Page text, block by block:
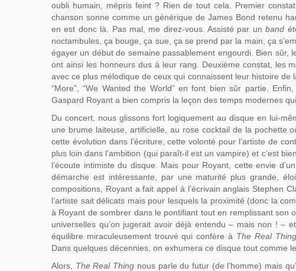
oubli humain, mépris feint ? Rien de tout cela. Premier
chanson sonne comme un générique de James Bond retenu
en est donc là. Pas mal, me direz-vous. Assisté par unband
noctambules, ça bouge, ça sue, ça se prend par la main, ça
égayer un début de semaine passablement engourdi. Bien sûr,
ont ainsi les honneurs dus à leur rang. Deuxième constat, les
avec ce plus mélodique de ceux qui connaissent leur histoire de
“More”, “We Wanted the World” en font bien sûr partie.
Gaspard Royant a bien compris la leçon des temps modernes
Du concert, nous glissons fort logiquement au disque en lui-
une brume laiteuse, artificielle, au rose cocktail de la pochette
cette évolution dans l’écriture, cette volonté pour l’artiste de
plus loin dans l’ambition (qui paraît-il est un vampire) et c’est
l’écoute intimiste du disque. Mais pour Royant, cette envie
démarche est intéressante, par une maturité plus grande,
compositions, Royant a fait appel à l’écrivain anglais Stephen
l’artiste sait délicats mais pour lesquels la proximité (donc la
à Royant de sombrer dans le pontifiant tout en remplissant
universelles qu’on jugerait avoir déjà entendu – mais non ! –
équilibre miraculeusement trouvé qui confère à The Real Thing
Dans quelques décennies, on exhumera ce disque tout comme
Alors, The Real Thing nous parle du futur (de l’homme) mais